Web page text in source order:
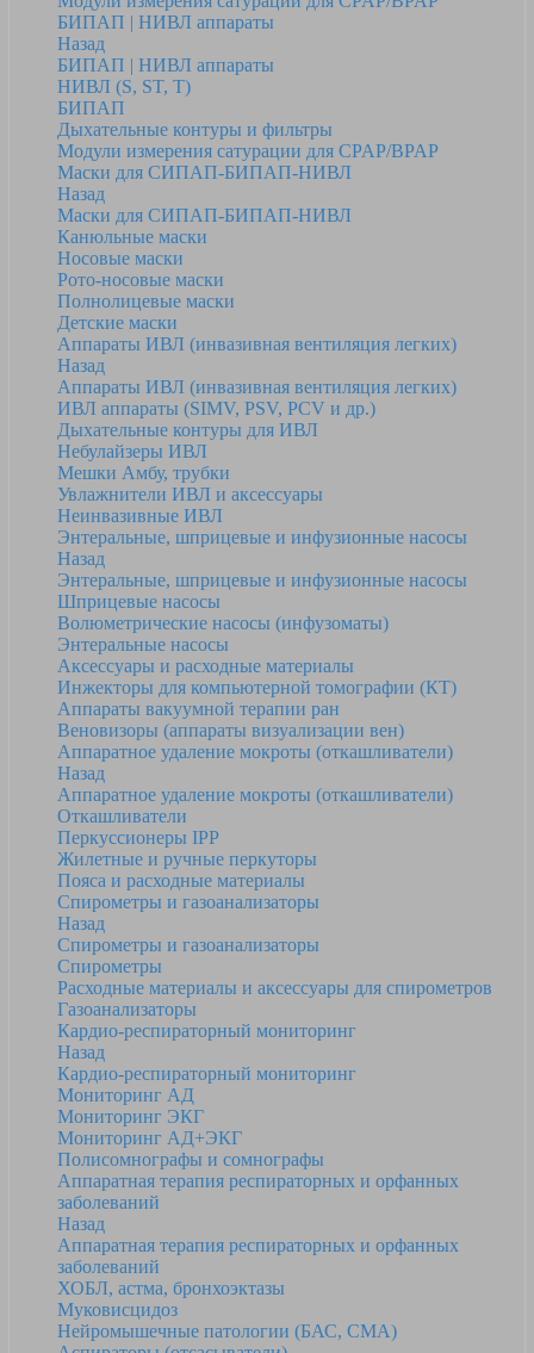
БИПАП | НИВЛ аппараты
Назад
БИПАП | НИВЛ аппараты
НИВЛ (S, ST, T)
БИПАП
Дыхательные контуры и фильтры
Модули измерения сатурации для CPAP/BPAP
Маски для СИПАП-БИПАП-НИВЛ
Назад
Маски для СИПАП-БИПАП-НИВЛ
Канюльные маски
Носовые маски
Рото-носовые маски
Полнолицевые маски
Детские маски
Аппараты ИВЛ (инвазивная вентиляция легких)
Назад
Аппараты ИВЛ (инвазивная вентиляция легких)
ИВЛ аппараты (SIMV, PSV, PCV и др.)
Дыхательные контуры для ИВЛ
Небулайзеры ИВЛ
Мешки Амбу, трубки
Увлажнители ИВЛ и аксессуары
Неинвазивные ИВЛ
Энтеральные, шприцевые и инфузионные насосы
Назад
Энтеральные, шприцевые и инфузионные насосы
Шприцевые насосы
Волюметрические насосы (инфузоматы)
Энтеральные насосы
Аксессуары и расходные материалы
Инжекторы для компьютерной томографии (КТ)
Аппараты вакуумной терапии ран
Веновизоры (аппараты визуализации вен)
Аппаратное удаление мокроты (откашливатели)
Назад
Аппаратное удаление мокроты (откашливатели)
Откашливатели
Перкуссионеры IPP
Жилетные и ручные перкуторы
Пояса и расходные материалы
Спирометры и газоанализаторы
Назад
Спирометры и газоанализаторы
Спирометры
Расходные материалы и аксессуары для спирометров
Газоанализаторы
Кардио-респираторный мониторинг
Назад
Кардио-респираторный мониторинг
Мониторинг АД
Мониторинг ЭКГ
Мониторинг АД+ЭКГ
Полисомнографы и сомнографы
Аппаратная терапия респираторных и орфанных
заболеваний
Назад
Аппаратная терапия респираторных и орфанных
заболеваний
ХОБЛ, астма, бронхоэктазы
Муковисцидоз
Нейромышечные патологии (БАС, СМА)